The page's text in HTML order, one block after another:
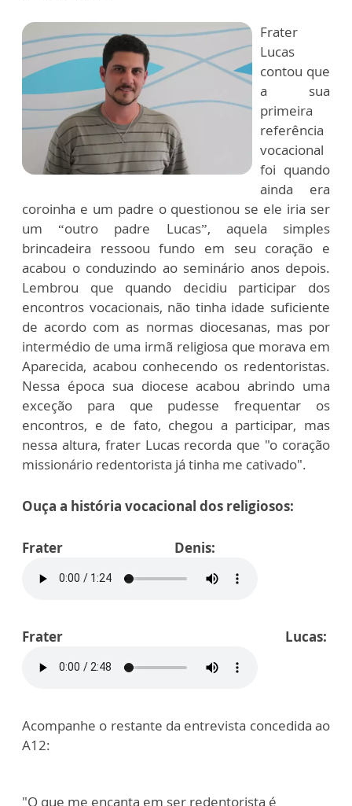
Frater
Lucas
contou que
a sua
primeira
referência
vocacional
foi quando
ainda era
coroinha e um padre o questionou se ele iria ser
um “outro padre Lucas”, aquela simples
brincadeira ressoou fundo em seu coração e
acabou o conduzindo ao seminário anos depois.
Lembrou que quando decidiu participar dos
encontros vocacionais, não tinha idade suficiente
de acordo com as normas diocesanas, mas por
intermédio de uma irmã religiosa que morava em
Aparecida, acabou conhecendo os redentoristas.
Nessa época sua diocese acabou abrindo uma
exceção para que pudesse frequentar os
encontros, e de fato, chegou a participar, mas
nessa altura, frater Lucas recorda que "o coração
missionário redentorista já tinha me cativado".
Ouça a história vocacional dos religiosos:
Frater Denis:
Frater Lucas:
Acompanhe o restante da entrevista concedida ao
A12:
"O que me encanta em ser redentorista é